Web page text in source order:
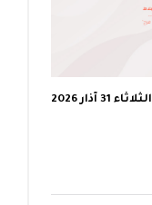
الثلاثاء 31 آذار 2026